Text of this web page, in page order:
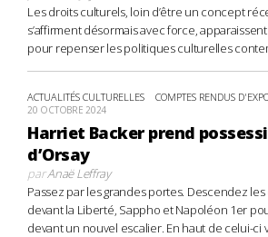
Les droits culturels, loin d’être un concept
s’affirment désormais avec force,
pour repenser les politiques culturelles
ACTUALITÉS CULTURELLES COMPTES RENDUS
20 OCTOBRE 2024
Harriet Backer prend
d’Orsay
parAnaë Leffray
Passez par les grandes portes. Descendez
devant la Liberté, Sappho et Napoléon 1er
devant un nouvel escalier. En haut de celui-ci